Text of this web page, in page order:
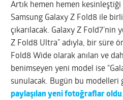
Artık hemen hemen kesinleştiği
Samsung Galaxy Z Fold8 ile
çıkarılacak. Galaxy Z Fold7’nin
Z Fold8 Ultra” adıyla, bir süre
Fold8 Wide olarak anılan ve
benimseyen yeni model ise
sunulacak. Bugün bu modelleri
paylaşılan yeni fotoğraflar oldu